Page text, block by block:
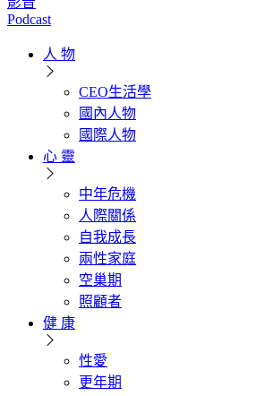
Podcast
人 物
CEO生活學
國內人物
國際人物
心 靈
中年危機
人際關係
自我成長
兩性家庭
空巢期
照顧者
健 康
性愛
更年期